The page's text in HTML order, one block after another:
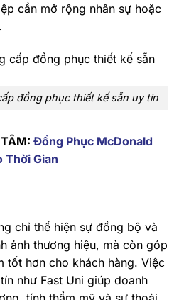
cần mở rộng nhân sự hoặc
đồng phục thiết kế sẵn uy tín
Đồng Phục McDonald
Thời Gian
chỉ thể hiện sự đồng bộ và
ảnh thương hiệu, mà còn góp
tốt hơn cho khách hàng. Việc
như Fast Uni giúp doanh